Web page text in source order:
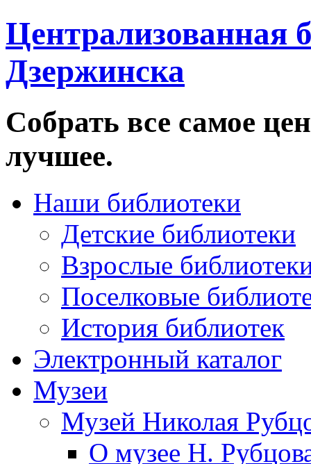
Централизованная
Дзержинска
Собрать все самое
лучшее.
Наши библиотеки
Детские библиотеки
Взрослые
Поселковые
История библиотек
Электронный каталог
Музеи
Музей Николая
О музее Н.